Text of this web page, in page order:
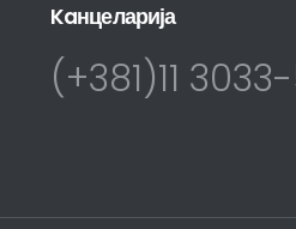
Kaнцеларија
(+381)11